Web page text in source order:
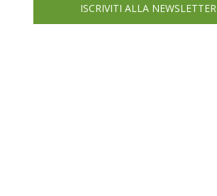
ISCRIVITI ALLA NEWSLETTER